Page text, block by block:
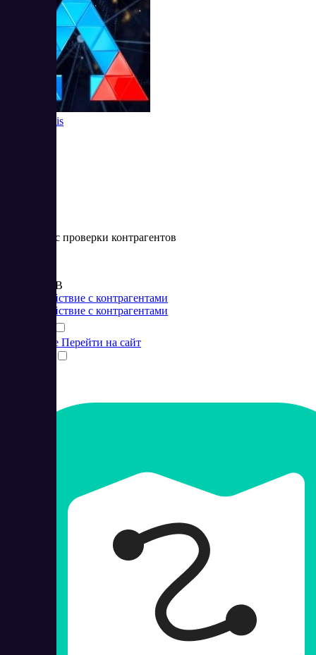
Seldon Basis
Веб-сервис проверки контрагентов
от 990 RUB
Взаимодействие с контрагентами
Взаимодействие с контрагентами
Подробнее Перейти на сайт